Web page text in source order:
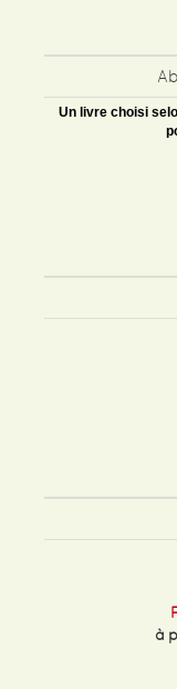
Un livre choisi
à